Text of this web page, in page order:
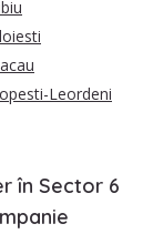
Leordeni
în Sector 6